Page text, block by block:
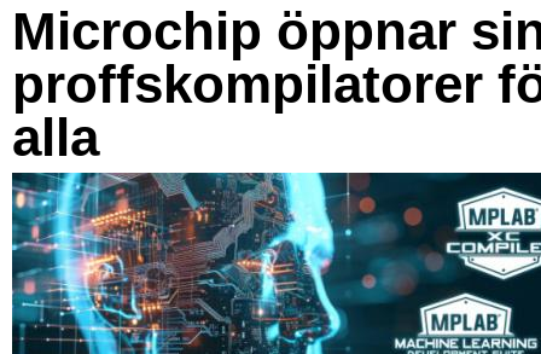
Microchip öppnar
proffskompilatorer
alla